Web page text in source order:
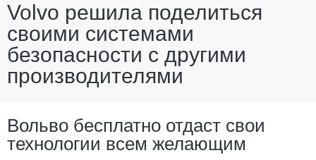
Volvo решила поделиться
своими системами
безопасности с другими
производителями
Вольво бесплатно отдаст свои
технологии всем желающим